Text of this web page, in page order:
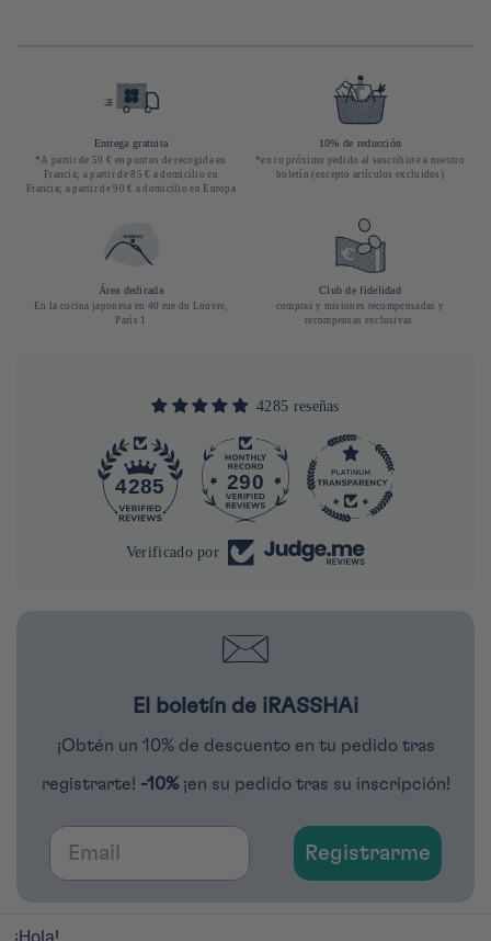
Entrega gratuita
*A partir de 50 € en puntos de recogida en
Francia; a partir de 85 € a domicilio en
Francia; a partir de 90 € a domicilio en Europa
10% de reducción
*en tu próximo pedido al suscribirte a nuestro
boletín (excepto artículos excluidos)
Área dedicada
En la cocina japonesa en 40 rue du Louvre,
París 1
Club de fidelidad
compras y misiones recompensadas y
recompensas exclusivas
4285 reseñas
4285 290
Verificado por
El boletín de iRASSHAi
¡Obtén un 10% de descuento en tu pedido tras
registrarte! -10% ¡en su pedido tras su inscripción!
Email
Registrarme